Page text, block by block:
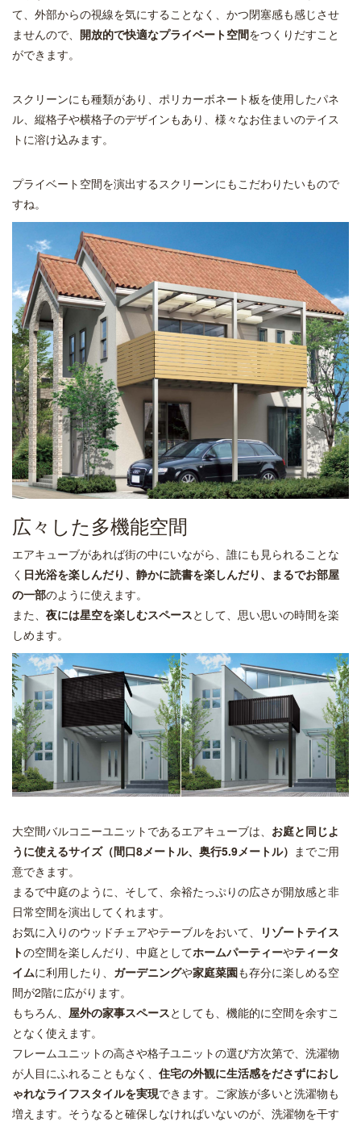
て、外部からの視線を気にすることなく、かつ閉塞感も感じさせ
ませんので、 開放的で快適なプライベート空間をつくりだすこと
ができます。
スクリーンにも種類があり、ポリカーボネート板を使用したパネ
ル、縦格子や横格子のデザインもあり、様々なお住まいのテイス
トに溶け込みます。
プライベート空間を演出するスクリーンにもこだわりたいもので
すね。
広々した多機能空間
エアキューブがあれば街の中にいながら、誰にも見られることな
く 日光浴を楽しんだり、静かに読書を楽しんだり、まるでお部屋
の一部のように使えます。
また、 夜には星空を楽しむスペースとして、思い思いの時間を楽
しめます。
大空間バルコニーユニットであるエアキューブは、 お庭と同じよ
うに使えるサイズ（間口8メートル、奥行5.9メートル） までご用
意できます。
まるで中庭のように、そして、余裕たっぷりの広さが開放感と非
日常空間を演出してくれます。
お気に入りのウッドチェアやテーブルをおいて、
リゾートテイス
トの空間を楽しんだり、中庭としてホームパーティーやティータ
イムに利用したり、 ガーデニングや家庭菜園も存分に楽しめる空
間が2階に広がります。
もちろん、 屋外の家事スペースとしても、機能的に空間を余すこ
となく使えます。
フレームユニットの高さや格子ユニットの選び方次第で、洗濯物
が人目にふれることもなく、 住宅の外観に生活感をださずにおし
ゃれなライフスタイルを実現できます。ご家族が多いと洗濯物も
増えます。そうなると確保しなければいないのが、洗濯物を干す